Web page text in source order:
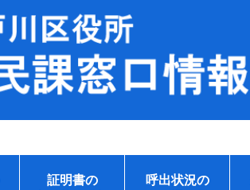
証明書の
呼出状況の